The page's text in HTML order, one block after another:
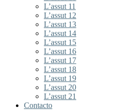
L’assut 11
L’assut 12
L’assut 13
L’assut 14
L’assut 15
L’assut 16
L’assut 17
L’assut 18
L’assut 19
L’assut 20
L’assut 21
Contacto